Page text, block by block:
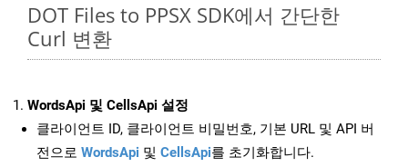
DOT Files to PPSX SDK에서 간단한
Curl 변환
WordsApi 및 CellsApi 설정
클라이언트 ID, 클라이언트 비밀번호, 기본 URL 및 API 버
전으로 WordsApi 및 CellsApi를 초기화합니다.